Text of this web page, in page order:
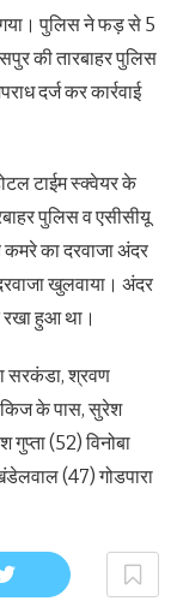
गया। पुलिस ने फड़ से 5
की तारबाहर पुलिस
दर्ज कर कार्रवाई
टाईम स्क्वेयर के
पुलिस व एसीसीयू
कमरे का दरवाजा अंदर
खुलवाया। अंदर
हुआ था।
सरकंडा, श्रवण
के पास, सुरेश
गुप्ता (52) विनोबा
(47) गोडपारा